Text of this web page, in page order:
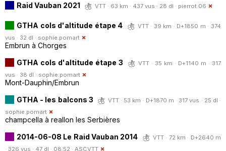
Raid Vauban 2021
VTT · 63 km · 437 vus · 28 dl · pierrot.06
GTHA cols d'altitude étape 4
VTT · 39 km · D+1850 m · 374
vus · 32 dl · sophie.pomart
Embrun à Chorges
GTHA cols d'altitude étape 3
VTT · 35 km · D+1140 m · 317
vus · 38 dl · sophie.pomart
Mont-Dauphin/Embrun
GTHA - les balcons 3
VTT · 53 km · D+1870 m · 317 vus · 25 dl ·
sophie.pomart
champcella à reallon les Serbières
2014-06-08 Le Raid Vauban 2014
VTT · 72 km · D+2640 m
· 326 vus · 47 dl · 08:52 · ASCVTT